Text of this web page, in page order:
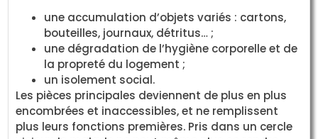
une accumulation d’objets variés : cartons,
bouteilles, journaux, détritus… ;
une dégradation de l’hygiène corporelle et de
la propreté du logement ;
un isolement social.
Les pièces principales deviennent de plus en plus
encombrées et inaccessibles, et ne remplissent
plus leurs fonctions premières. Pris dans un cercle